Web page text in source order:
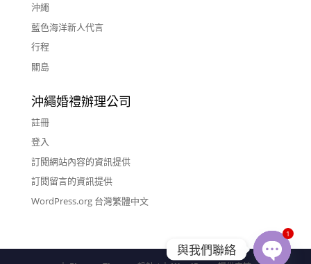
沖繩
藍色海洋新人代言
行程
關島
沖繩婚禮辦理公司
註冊
登入
訂閱網站內容的資訊提供
訂閱留言的資訊提供
WordPress.org 台灣繁體中文
與我們聯絡
1